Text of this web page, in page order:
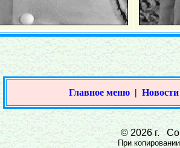
Главное меню | Новости
© 2026 г.
При копировании